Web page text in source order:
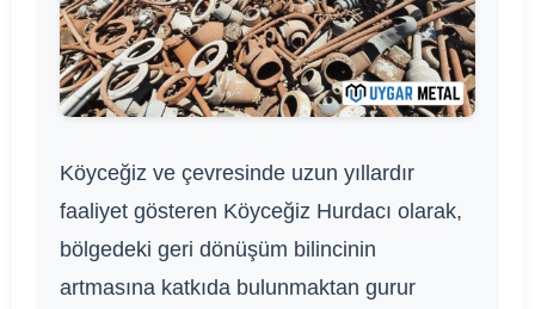
Köyceğiz ve çevresinde uzun yıllardır
faaliyet gösteren Köyceğiz Hurdacı olarak,
bölgedeki geri dönüşüm bilincinin
artmasına katkıda bulunmaktan gurur